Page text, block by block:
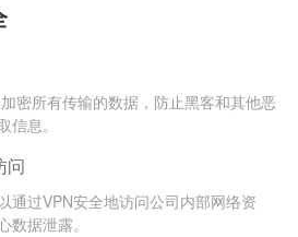
密所有传输的数据，防止黑客和其他恶
信息。
问
通过VPN安全地访问公司内部网络资
数据泄露。